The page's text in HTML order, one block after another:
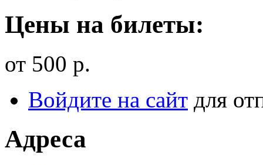
Цены на билеты:
от 500 р.
Войдите на сайт для
Адреса